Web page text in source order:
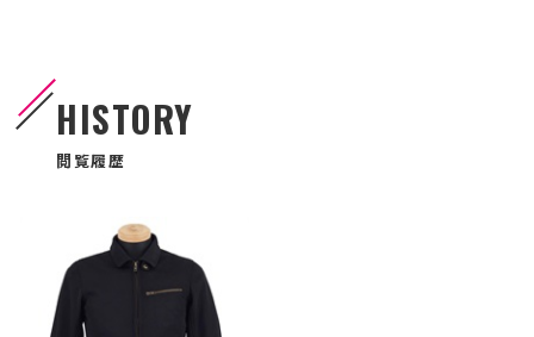
HISTORY
閲覧履歴